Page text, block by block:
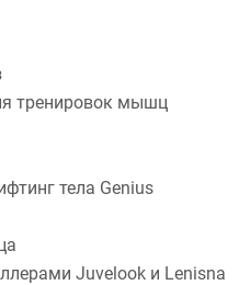
тренировок мышц
тела Genius
Juvelook и Lenisna